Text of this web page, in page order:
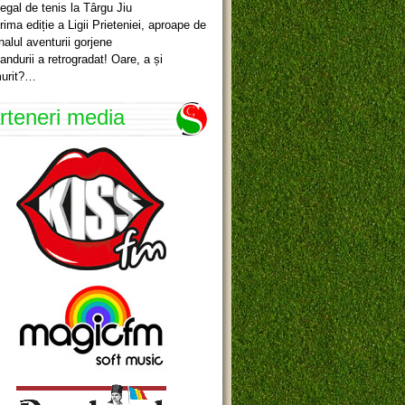
de tenis la Târgu Jiu
ediție a Ligii Prieteniei, aproape de
aventurii gorjene
a retrogradat! Oare, a și
media